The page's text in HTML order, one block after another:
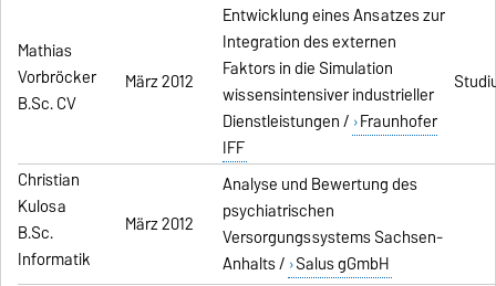
Mathias
Vorbröcker
B.Sc. CV
März 2012
Entwicklung eines Ansatzes zur
Integration des externen
Faktors in die Simulation
wissensintensiver industrieller
Dienstleistungen / Fraunhofer
IFF
Christian
Kulosa
B.Sc.
Informatik
März 2012
Analyse und Bewertung des
psychiatrischen
Versorgungssystems Sachsen-
Anhalts / Salus gGmbH